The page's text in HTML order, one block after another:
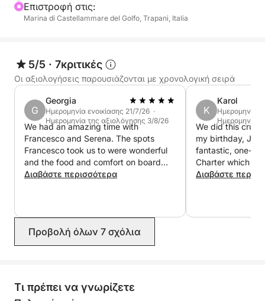
Επιστροφή στις:
Marina di Castellammare del Golfo, Trapani, Italia
5/5 · 7κριτικές
Οι αξιολογήσεις παρουσιάζονται με χρονολογική σειρά
G
Georgia
Ημερομηνία ενοικίασης 21/7/26 ·
Ημερομηνία της αξιολόγησης 3/8/26
We had an amazing time with
Francesco and Serena. The spots
Francesco took us to were wonderful
and the food and comfort on board
was fantastic. We would recommend
Διαβάστε περισσότερα
K
Karol
Ημερομηνία
Ημερομηνία
We did this
my birthday,
fantastic, one-
Charter which
Castellammare
Διαβάστε
Προβολή όλων 7 σχόλια
Τι πρέπει να γνωρίζετε